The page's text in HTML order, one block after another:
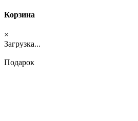
Корзина
×
Загрузка...
Подарок